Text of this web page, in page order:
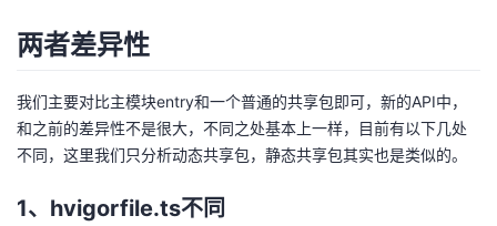
两者差异性
我们主要对比主模块entry和一个普通的共享包即可，新的API中，
和之前的差异性不是很大，不同之处基本上一样，目前有以下几处
不同，这里我们只分析动态共享包，静态共享包其实也是类似的。
1、hvigorfile.ts不同